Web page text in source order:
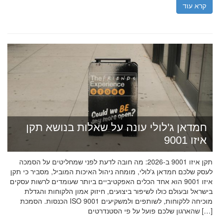
קרא עוד
חמדאן ג'לולי עונה על שאלות בנושא תקן
איזו 9001
תקן איזו 9001 ב-2026: מה חובה לדעת לפני שמחליטים על הסמכה
לעסק שלכם חמדאן ג'לולי, מומחה ניהול האיכות המוביל, מסביר כי תקן
איזו 9001 הוא אחד הכלים האפקטיביים ביותר שעומדים לרשות עסקים
בישראל ובעולם כולו לשיפור ביצועים, חיזוק אמון הלקוחות והגדלת
הכנסות. הסמכת ISO 9001 מוכיחה ללקוחות, לשותפים ולמשקיעים
שהארגון שלכם פועל על פי הסטנדרטים […]